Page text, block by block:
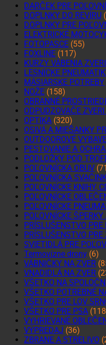
DARČEK PRE
DOPLNKY DO REVÍRU
DOPLNKY PRE
ELEKTRICKÉ
FOTOPASCE (55)
FOXLINE (117)
KURZY VÁBENIA ZVERI
LESNÍCKE
MÄSIARSKE POTREBY
NOŽE (158)
OBRANNÉ
ODPUDZOVAČE
OPTIKA (320)
OSIVÁ A MIEŠANKY
OUTDOOROVÉ
PESTOVANIE A
PODLOŽKY POD
POĽOVNÍCKA OBUV
POĽOVNÍCKA
POĽOVNÍCKE KNIHY,
POĽOVNÍCKE
POĽOVNÍCKE
POĽOVNÍCKE
PRÍSLUŠENSTVO PRE
PRÍSLUŠENSTVO PRE
SVIETIDLÁ PRE
Termovízne drony (6)
VÁBNIČKY NA ZVER
VNADIDLÁ NA ZVER
VŠETKO NA
VŠETKO POTREBNÉ
VŠETKO PRE LOV
VŠETKO PRE PSA
VYHRIEVANÉ
VÝPREDAJ (36)
ZBRANE A STRELIVO